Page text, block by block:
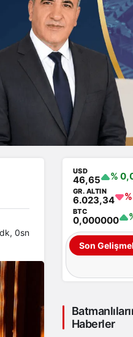
0sn
USD
46,65 %
GR. ALTIN
6.023,34
BTC
0,000000
Son
Haberler